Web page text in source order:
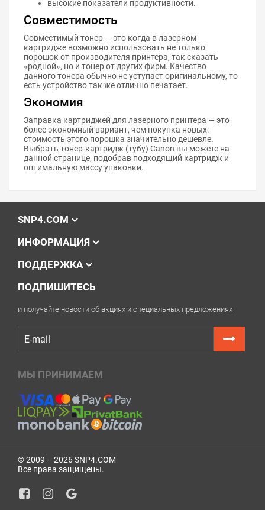
высокие показатели продуктивности.
Совместимость
Совместимый тонер — это когда в лазерном
картридже возможно использовать не только
порошок от производителя принтера, так сказать
«родной», но и тонер от других фирм. Качество
данного тонера обычно не уступает оригинальному, то
есть устройство так же отлично печатает.
Экономия
Заправка картриджей для лазерного принтера — это
более экономный вариант, чем покупка новых:
стоимость этого порошка значительно дешевле.
Выбрать тонер-картридж (тубу) Canon вы можете на
данной странице, подобрав подходящий картридж и
оптимальную массу упаковки.
SNP4.COM
ИНФОРМАЦИЯ
ПОДДЕРЖКА
ПОДПИШИТЕСЬ
и получайте новости об акциях и специальных предложениях
МЫ ПРИНИМАЕМ
© 2009 – 2026 SNP4.COM
Все права защищены.